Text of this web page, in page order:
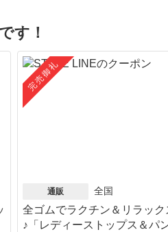
す！
完売御礼
通販 全国
全ゴムでラクチン＆リラック
♪「レディーストップス＆パ